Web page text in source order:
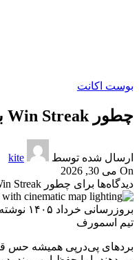
بوست اکانت
چطور Win Streak بسازی بدون Tilt شدن
ارسال شده توسط
kite
On می 30, 2026
دیدگاه‌ها برای چطور Win Streak بسازی بدون Tilt شدن
بروزرسانی خرداد ۱۴۰۵
تیم اسمورف
بردهای پی‌درپی همیشه حس